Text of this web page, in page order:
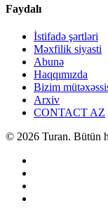
Faydalı
İstifadə şərtləri
Məxfilik siyasti
Abunə
Haqqımızda
Bizim
Arxiv
CONTACT AZ
© 2026 Turan. Bütün